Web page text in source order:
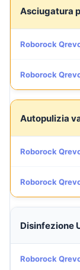
Asciugatura
Roborock
Roborock
Autopulizia
Roborock
Roborock
Disinfezione
Roborock